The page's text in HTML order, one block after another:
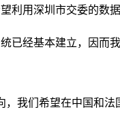
用深圳市交委的数
经基本建立，因而
我们希望在中国和